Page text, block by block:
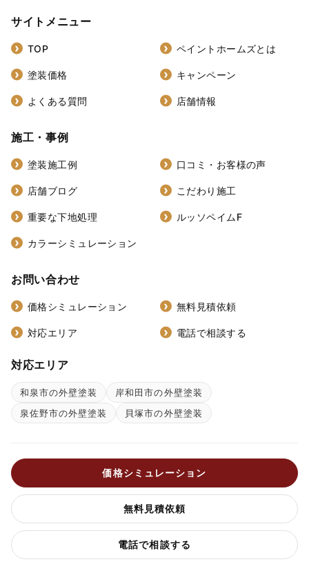
サイトメニュー
TOP ペイントホームズとは
塗装価格 キャンペーン
よくある質問 店舗情報
施工・事例
塗装施工例 口コミ・お客様の声
店舗ブログ こだわり施工
重要な下地処理 ルッソペイムF
カラーシミュレーション
お問い合わせ
価格シミュレーション 無料見積依頼
対応エリア 電話で相談する
対応エリア
和泉市の外壁塗装
岸和田市の外壁塗装
泉佐野市の外壁塗装
貝塚市の外壁塗装
価格シミュレーション
無料見積依頼
電話で相談する